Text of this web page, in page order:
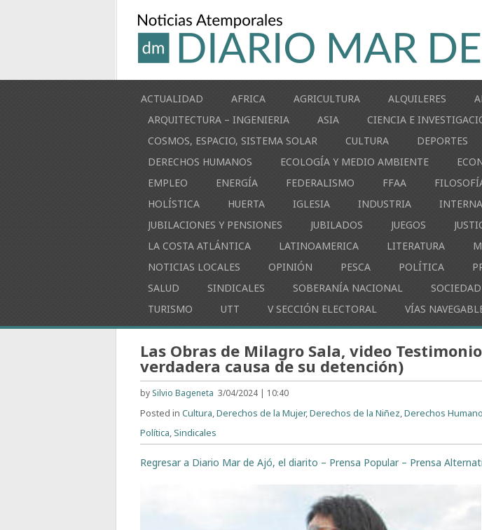
ACTUALIDAD AFRICA AGRICULTURA ALQUILERES
ARQUITECTURA – INGENIERIA
ASIA CIENCIA E
COSMOS, ESPACIO, SISTEMA SOLAR
CULTURA DEPORTES
DERECHOS HUMANOS
ECOLOGÍA Y MEDIO AMBIENTE
EMPLEO
ENERGÍA FEDERALISMO FFAA
HOLÍSTICA
HUERTA IGLESIA INDUSTRIA
JUBILACIONES Y PENSIONES
JUBILADOS JUEGOS
LA COSTA ATLÁNTICA
LATINOAMERICA LITERATURA
NOTICIAS LOCALES
OPINIÓN PESCA POLÍTICA
SALUD
SINDICALES SOBERANÍA NACIONAL SOCIEDAD
TURISMO
UTT V SECCIÓN ELECTORAL VÍAS
Las Obras de Milagro Sala, video
verdadera causa de su detención)
by Silvio Bageneta 3/04/2024 | 10:40
Posted inCultura,Derechos de la Mujer,Derechos de la Niñez,Derechos
Política,Sindicales
Regresar a Diario Mar de Ajó, el diarito – Prensa Popular – Prensa